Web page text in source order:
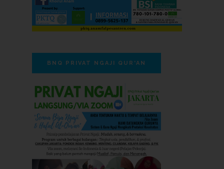
BNQ PRIVAT NGAJI QUR'AN